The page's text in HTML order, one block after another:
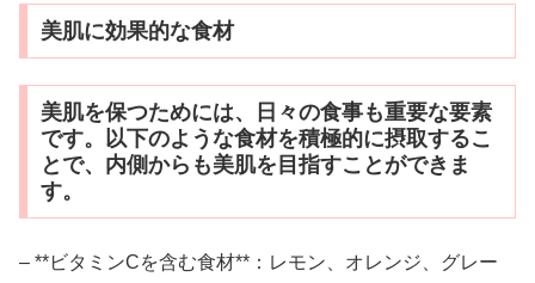
美肌に効果的な食材
美肌を保つためには、日々の食事も重要な要素
です。以下のような食材を積極的に摂取するこ
とで、内側からも美肌を目指すことができま
す。
– **ビタミンCを含む食材**：レモン、オレンジ、グレー